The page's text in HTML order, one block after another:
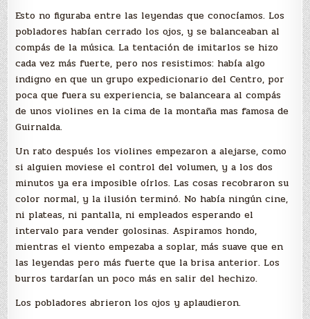
Esto no figuraba entre las leyendas que conocíamos. Los
pobladores habían cerrado los ojos, y se balanceaban al
compás de la música. La tentación de imitarlos se hizo
cada vez más fuerte, pero nos resistimos: había algo
indigno en que un grupo expedicionario del Centro, por
poca que fuera su experiencia, se balanceara al compás
de unos violines en la cima de la montaña mas famosa de
Guirnalda.
Un rato después los violines empezaron a alejarse, como
si alguien moviese el control del volumen, y a los dos
minutos ya era imposible oírlos. Las cosas recobraron su
color normal, y la ilusión terminó. No había ningún cine,
ni plateas, ni pantalla, ni empleados esperando el
intervalo para vender golosinas. Aspiramos hondo,
mientras el viento empezaba a soplar, más suave que en
las leyendas pero más fuerte que la brisa anterior. Los
burros tardarían un poco más en salir del hechizo.
Los pobladores abrieron los ojos y aplaudieron.